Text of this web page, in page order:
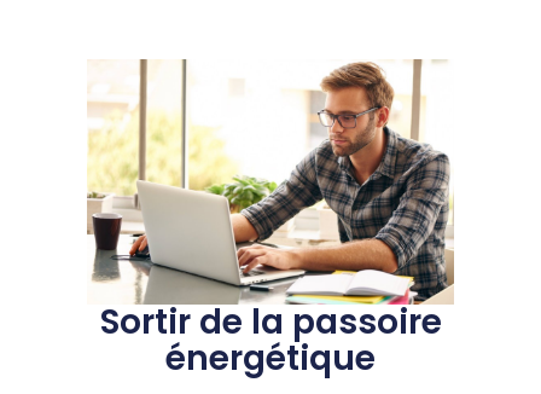
Sortir de la passoire
énergétique